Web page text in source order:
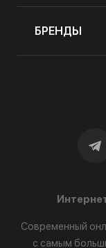
БРЕНДЫ
Современный
с самым